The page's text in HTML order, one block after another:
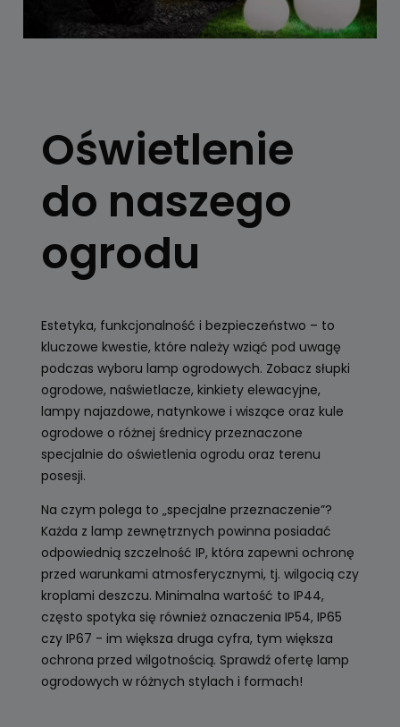
Kule, latarnie
ogrodowe, girlandy
Oświetlenie
do naszego
ogrodu
Estetyka, funkcjonalność i bezpieczeństwo – to
kluczowe kwestie, które należy wziąć pod uwagę
podczas wyboru lamp ogrodowych. Zobacz słupki
ogrodowe, naświetlacze, kinkiety elewacyjne,
lampy najazdowe, natynkowe i wiszące oraz kule
ogrodowe o różnej średnicy przeznaczone
specjalnie do oświetlenia ogrodu oraz terenu
posesji.
Na czym polega to „specjalne przeznaczenie”?
Każda z lamp zewnętrznych powinna posiadać
odpowiednią szczelność IP, która zapewni ochronę
przed warunkami atmosferycznymi, tj. wilgocią czy
kroplami deszczu. Minimalna wartość to IP44,
często spotyka się również oznaczenia IP54, IP65
czy IP67 - im większa druga cyfra, tym większa
ochrona przed wilgotnością. Sprawdź ofertę lamp
ogrodowych w różnych stylach i formach!